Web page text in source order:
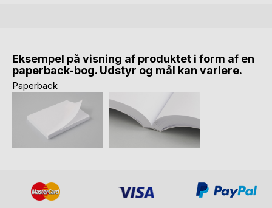
Eksempel på visning af produktet i form af en
paperback-bog. Udstyr og mål kan variere.
Paperback